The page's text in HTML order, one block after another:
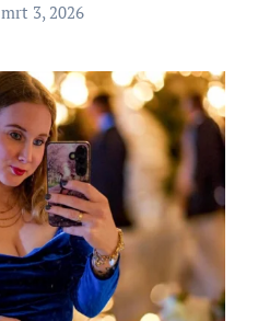
mrt 3, 2026